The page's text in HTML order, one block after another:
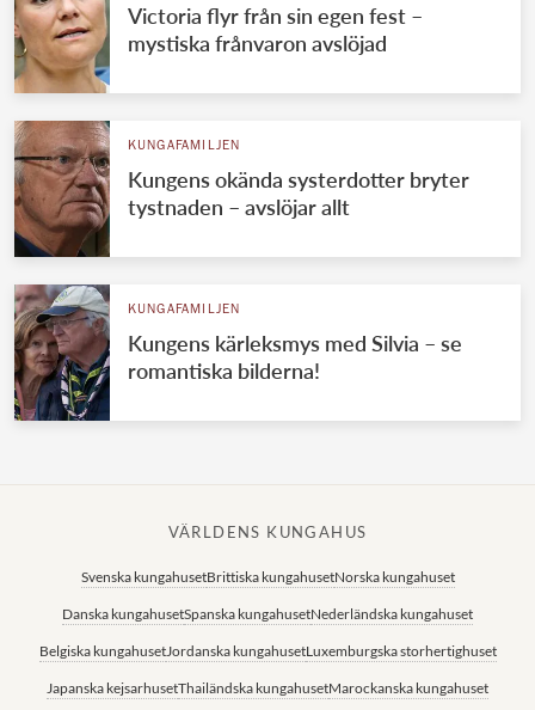
Victoria flyr från sin egen fest –
mystiska frånvaron avslöjad
KUNGAFAMILJEN
Kungens okända systerdotter bryter
tystnaden – avslöjar allt
KUNGAFAMILJEN
Kungens kärleksmys med Silvia – se
romantiska bilderna!
VÄRLDENS KUNGAHUS
Svenska kungahusetBrittiska kungahusetNorska kungahuset
Danska kungahusetSpanska kungahusetNederländska kungahuset
Belgiska kungahusetJordanska kungahusetLuxemburgska storhertighuset
Japanska kejsarhusetThailändska kungahusetMarockanska kungahuset